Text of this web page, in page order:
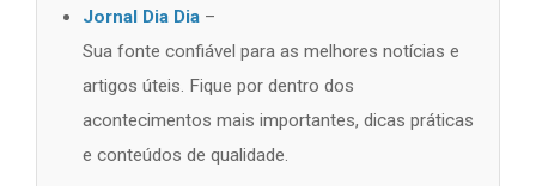
Jornal Dia Dia –
Sua fonte confiável para as melhores notícias e
artigos úteis. Fique por dentro dos
acontecimentos mais importantes, dicas práticas
e conteúdos de qualidade.